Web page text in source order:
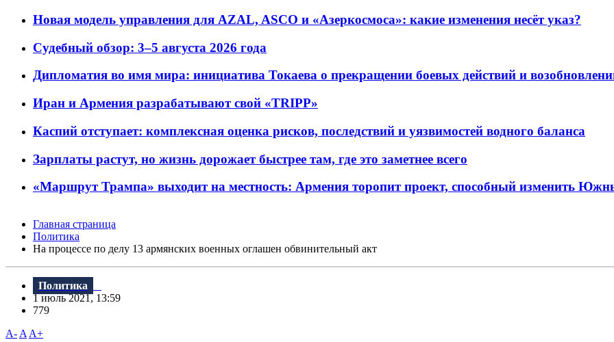
Новая модель управления для AZAL, ASCO и «Азеркосмоса»: какие изменения несёт указ?
Судебный обзор: 3–5 августа 2026 года
Дипломатия во имя мира: инициатива Токаева о прекращении боевых действий и
Иран и Армения разрабатывают свой «TRIPP»
Каспий отступает: комплексная оценка рисков, последствий и уязвимостей водного баланса
Зарплаты растут, но жизнь дорожает быстрее там, где это заметнее всего
«Маршрут Трампа» выходит на местность: Армения торопит проект, способный изменить
Главная страница
Политика
На процессе по делу 13 армянских военных оглашен обвинительный акт
Политика
1 июль 2021, 13:59
779
A- A A+